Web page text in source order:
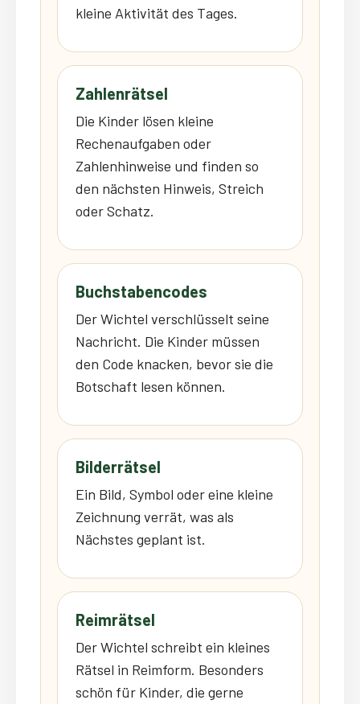
kleine Aktivität des Tages.
Zahlenrätsel
Die Kinder lösen kleine
Rechenaufgaben oder
Zahlenhinweise und finden so
den nächsten Hinweis, Streich
oder Schatz.
Buchstabencodes
Der Wichtel verschlüsselt seine
Nachricht. Die Kinder müssen
den Code knacken, bevor sie die
Botschaft lesen können.
Bilderrätsel
Ein Bild, Symbol oder eine kleine
Zeichnung verrät, was als
Nächstes geplant ist.
Reimrätsel
Der Wichtel schreibt ein kleines
Rätsel in Reimform. Besonders
schön für Kinder, die gerne